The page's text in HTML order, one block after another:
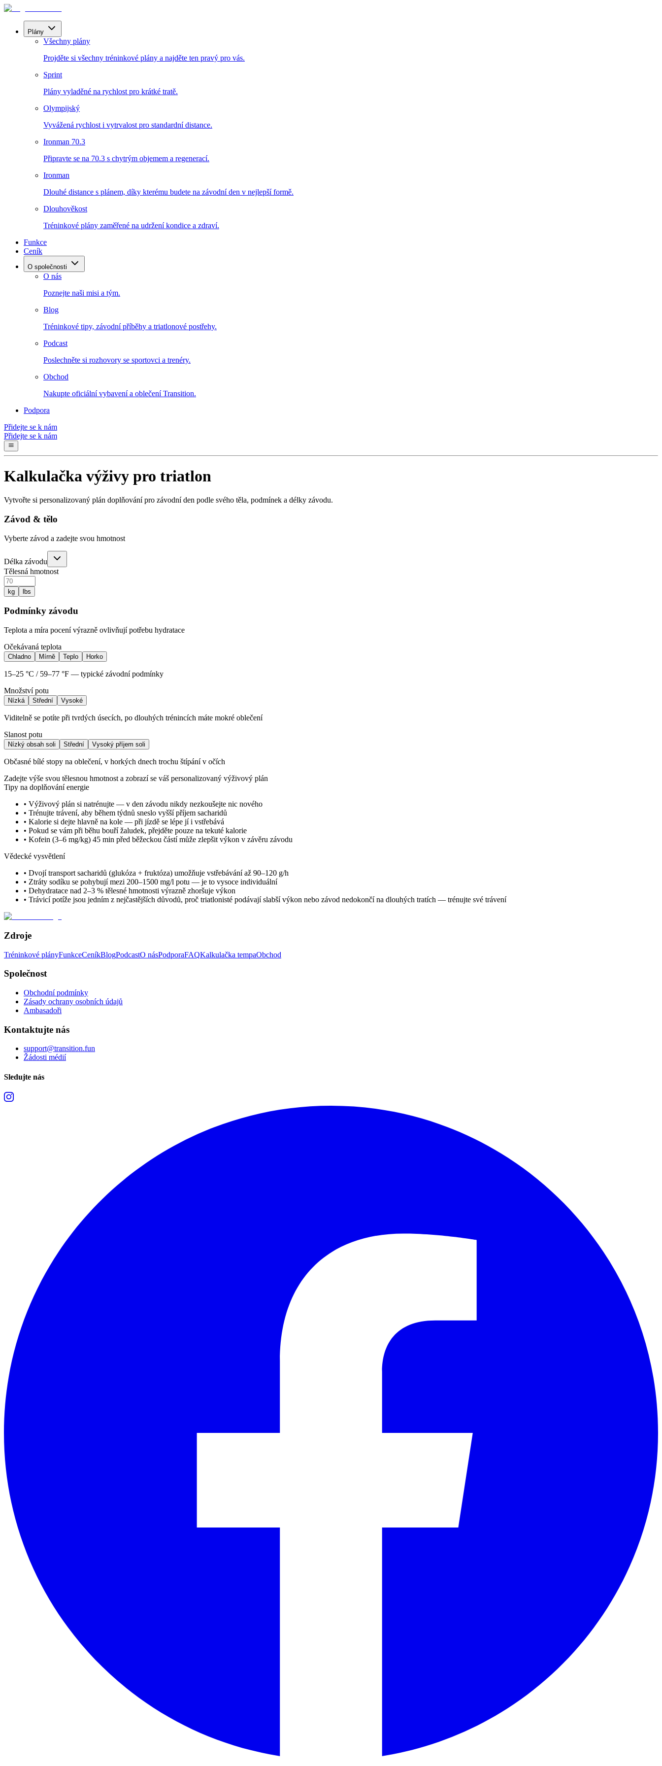
Plány
Všechny plány
Projděte si všechny tréninkové plány a najděte ten pravý pro vás.
Sprint
Plány vyladěné na rychlost pro krátké tratě.
Olympijský
Vyvážená rychlost i vytrvalost pro standardní distance.
Ironman 70.3
Připravte se na 70.3 s chytrým objemem a regenerací.
Ironman
Dlouhé distance s plánem, díky kterému budete na závodní den v nejlepší formě.
Dlouhověkost
Tréninkové plány zaměřené na udržení kondice a zdraví.
Funkce
Ceník
O společnosti
O nás
Poznejte naši misi a tým.
Blog
Tréninkové tipy, závodní příběhy a triatlonové postřehy.
Podcast
Poslechněte si rozhovory se sportovci a trenéry.
Obchod
Nakupte oficiální vybavení a oblečení Transition.
Podpora
Přidejte se k nám
Přidejte se k nám
Kalkulačka výživy pro triatlon
Vytvořte si personalizovaný plán doplňování pro závodní den podle svého těla, podmínek a délky závodu.
Závod & tělo
Vyberte závod a zadejte svou hmotnost
Délka závodu
Tělesná hmotnost
kg lbs
Podmínky závodu
Teplota a míra pocení výrazně ovlivňují potřebu hydratace
Očekávaná teplota
Chladno Mírně Teplo Horko
15–25 °C / 59–77 °F — typické závodní podmínky
Množství potu
Nízká Střední Vysoké
Viditelně se potíte při tvrdých úsecích, po dlouhých trénincích máte mokré oblečení
Slanost potu
Nízký obsah soli Střední Vysoký příjem soli
Občasné bílé stopy na oblečení, v horkých dnech trochu štípání v očích
Zadejte výše svou tělesnou hmotnost a zobrazí se váš personalizovaný výživový plán
Tipy na doplňování energie
• Výživový plán si natrénujte — v den závodu nikdy nezkoušejte nic nového
• Trénujte trávení, aby během týdnů sneslo vyšší příjem sacharidů
• Kalorie si dejte hlavně na kole — při jízdě se lépe jí i vstřebává
• Pokud se vám při běhu bouří žaludek, přejděte pouze na tekuté kalorie
• Kofein (3–6 mg/kg) 45 min před běžeckou částí může zlepšit výkon v závěru závodu
Vědecké vysvětlení
• Dvojí transport sacharidů (glukóza + fruktóza) umožňuje vstřebávání až 90–120 g/h
• Ztráty sodíku se pohybují mezi 200–1500 mg/l potu — je to vysoce individuální
• Dehydratace nad 2–3 % tělesné hmotnosti výrazně zhoršuje výkon
• Trávicí potíže jsou jedním z nejčastějších důvodů, proč triatlonisté podávají slabší výkon nebo závod nedokončí na dlouhých tratích — trénujte své trávení
Zdroje
Tréninkové plányFunkceCeníkBlogPodcastO násPodporaFAQKalkulačka tempaObchod
Společnost
Obchodní podmínky
Zásady ochrany osobních údajů
Ambasadoři
Kontaktujte nás
support@transition.fun
Žádosti médií
Sledujte nás